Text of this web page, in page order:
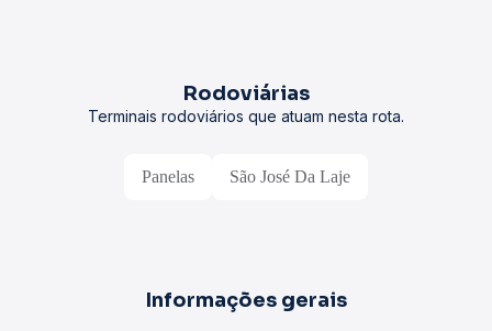
Rodoviárias
Terminais rodoviários que atuam nesta rota.
Panelas São José Da Laje
Informações gerais